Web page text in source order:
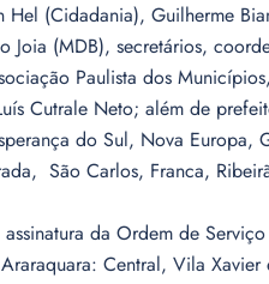
Hel (Cidadania), Guilherme
Joia (MDB), secretários,
Paulista dos
Cutrale Neto; além de
do Sul, Nova
São Carlos, Franca,
da Ordem de
Central, Vila